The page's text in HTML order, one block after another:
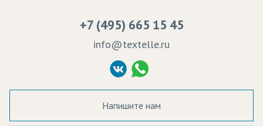
Судебные решения
Политика Конфиденциальности
Согласие на обработку ПД
+7 (495) 665 15 45
info@textelle.ru
Напишите нам